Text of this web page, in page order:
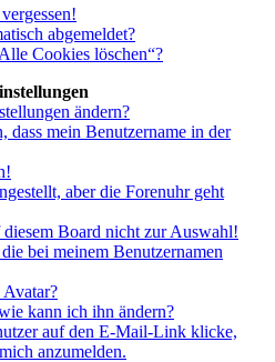
abgemeldet?
Cookies löschen“?
ändern?
dass mein Benutzername in der
aber die Forenuhr geht
diesem Board nicht zur Auswahl!
bei meinem Benutzernamen
kann ich ihn ändern?
auf den E-Mail-Link klicke,
anzumelden.